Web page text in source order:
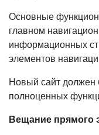
Основные
главном
информационных
элементов
Новый сайт должен
полноценных
Вещание прямого